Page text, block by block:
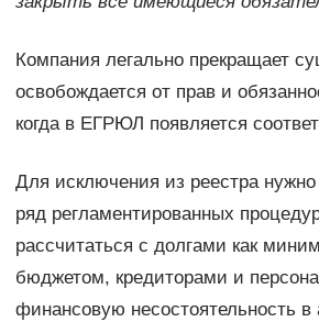
Компания легально прекращает
освобождается от прав и
когда в ЕГРЮЛ появляется
Для исключения из реестра
ряд регламентированных
рассчитаться с долгами как
бюджетом, кредиторами и
финансовую несостоятельность